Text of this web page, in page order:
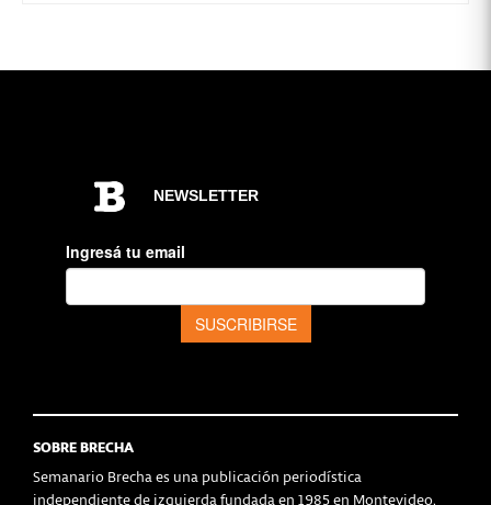
SOBRE BRECHA
Semanario Brecha es una publicación periodística
independiente de izquierda fundada en 1985 en Montevideo,